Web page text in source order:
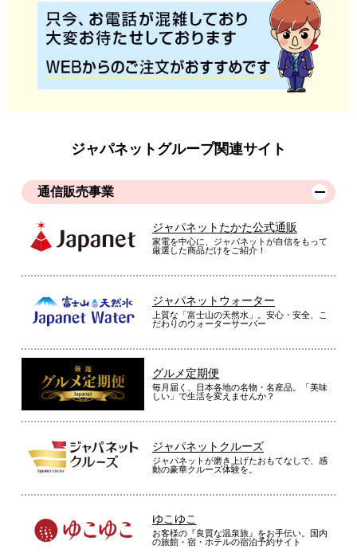
ジャパネットグループ関連サイト
通信販売事業
ジャパネットたかた公式通販
家電を中心に、ジャパネットが自信をもって
厳選した商品だけをご紹介！
ジャパネットウォーター
上質な「富士山の天然水」。安心・安全、こ
だわりのウォーターサーバー
グルメ定期便
毎月届く、日本各地の名物・名産品。「美味
しい」で生活を変えませんか？
ジャパネットクルーズ
ジャパネットが磨き上げたおもてなしで、感
動の豪華クルーズ体験を。
ゆこゆこ
お客様の『良質な温泉旅』をお手伝い。国内
の旅館・宿・ホテルの宿泊予約サイト